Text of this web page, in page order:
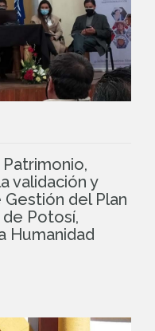
validación y
del Plan
Potosí,
Humanidad